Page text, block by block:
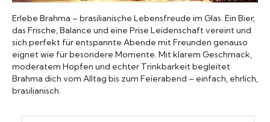
Biergläser
Geschenksets
Partyfässer
Erlebe Brahma – brasilianische Lebensfreude im Glas. Ein Bier,
das Frische, Balance und eine Prise Leidenschaft vereint und
sich perfekt für entspannte Abende mit Freunden genauso
eignet wie für besondere Momente. Mit klarem Geschmack,
moderatem Hopfen und echter Trinkbarkeit begleitet
Brahma dich vom Alltag bis zum Feierabend – einfach, ehrlich,
brasilianisch.